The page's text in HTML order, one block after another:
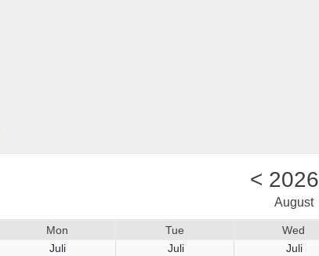
< 2026
August
Mon Tue Wed
Juli Juli Juli